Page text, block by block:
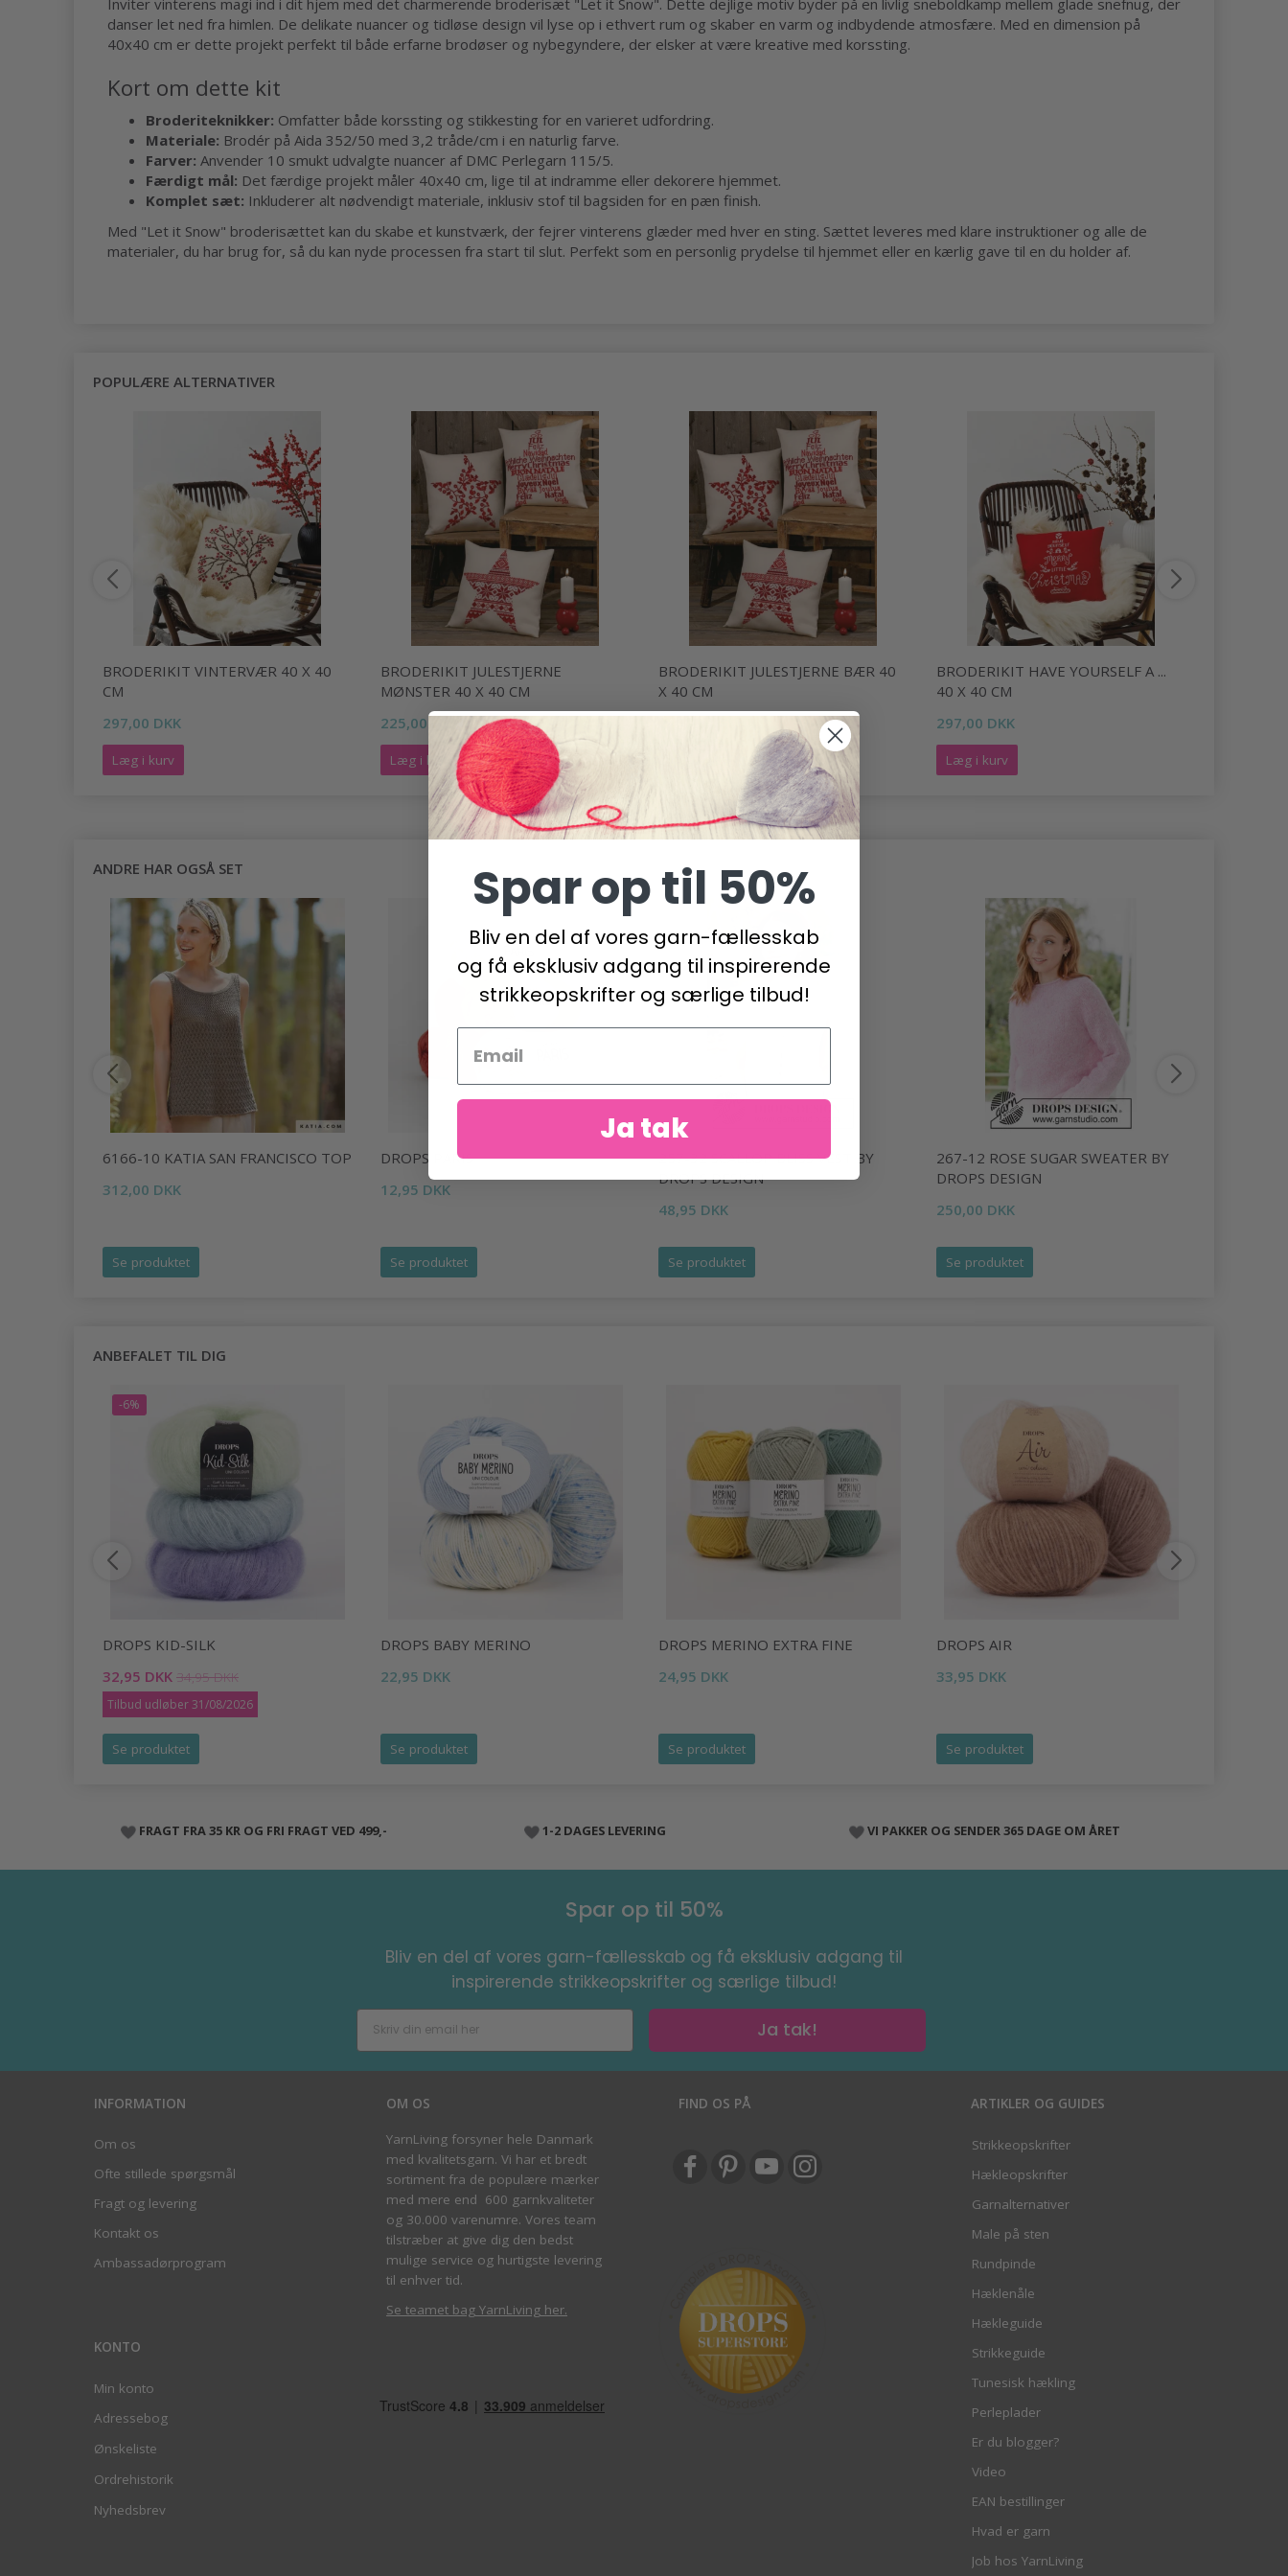
danser let ned fra himlen. De delikate nuancer og tidløse design vil lyse op i ethvert rum og skaber en varm og indbydende atmosfære. Med en dimension på
40x40 cm er dette projekt perfekt til både erfarne brodøser og nybegyndere, der elsker at være kreative med korssting.
Kort om dette kit
Broderiteknikker: Omfatter både korssting og stikkesting for en varieret udfordring.
Materiale: Brodér på Aida 352/50 med 3,2 tråde/cm i en naturlig farve.
Farver: Anvender 10 smukt udvalgte nuancer af DMC Perlegarn 115/5.
Færdigt mål: Det færdige projekt måler 40x40 cm, lige til at indramme eller dekorere hjemmet.
Komplet sæt: Inkluderer alt nødvendigt materiale, inklusiv stof til bagsiden for en pæn finish.
Med "Let it Snow" broderisættet kan du skabe et kunstværk, der fejrer vinterens glæder med hver en sting. Sættet leveres med klare instruktioner og alle de
materialer, du har brug for, så du kan nyde processen fra start til slut. Perfekt som en personlig prydelse til hjemmet eller en kærlig gave til en du holder af.
POPULÆRE ALTERNATIVER
BRODERIKIT VINTERVÆR 40 X 40
CM
297,00 DKK
Læg i kurv
BRODERIKIT JULESTJERNE
MØNSTER 40 X 40 CM
225,00 DKK
Læg i kurv
BRODERIKIT JULESTJERNE BÆR 40
X 40 CM
BRODERIKIT HAVE YOURSELF A ...
40 X 40 CM
297,00 DKK
Læg i kurv
ANDRE HAR OGSÅ SET
6166-10 KATIA SAN FRANCISCO TOP
312,00 DKK
Se produktet
DROPS PARIS
12,95 DKK
Se produktet
257-32 SCALLOP BLISS VEST BY
DROPS DESIGN
48,95 DKK
Se produktet
267-12 ROSE SUGAR SWEATER BY
DROPS DESIGN
250,00 DKK
Se produktet
ANBEFALET TIL DIG
-6%
DROPS KID-SILK
32,95 DKK 34,95 DKK
Tilbud udløber 31/08/2026
Se produktet
DROPS BABY MERINO
22,95 DKK
Se produktet
DROPS MERINO EXTRA FINE
24,95 DKK
Se produktet
DROPS AIR
33,95 DKK
Se produktet
FRAGT FRA 35 KR OG FRI FRAGT VED 499,- 1-2 DAGES LEVERING VI PAKKER OG SENDER 365 DAGE OM ÅRET
Spar op til 50%
Bliv en del af vores garn-fællesskab og få eksklusiv adgang til
inspirerende strikkeopskrifter og særlige tilbud!
Ja tak!
INFORMATION
Om os
Ofte stillede spørgsmål
Fragt og levering
Kontakt os
Ambassadørprogram
KONTO
Min konto
Adressebog
Ønskeliste
Ordrehistorik
Nyhedsbrev
OM OS
YarnLiving forsyner hele Danmark
med kvalitetsgarn. Vi har et bredt
sortiment fra de populære mærker
med mere end 600 garnkvaliteter
og 30.000 varenumre. Vores team
tilstræber at give dig den bedst
mulige service og hurtigste levering
til enhver tid.
Se teamet bag YarnLiving her.
FIND OS PÅ ARTIKLER OG GUIDES
Strikkeopskrifter
Hækleopskrifter
Garnalternativer
Male på sten
Rundpinde
Hæklenåle
Hækleguide
Strikkeguide
Tunesisk hækling
Perleplader
Er du blogger?
Video
EAN bestillinger
Hvad er garn
Job hos YarnLiving
Spar op til 50%
Bliv en del af vores garn-fællesskab
og få eksklusiv adgang til inspirerende
strikkeopskrifter og særlige tilbud!
Ja tak